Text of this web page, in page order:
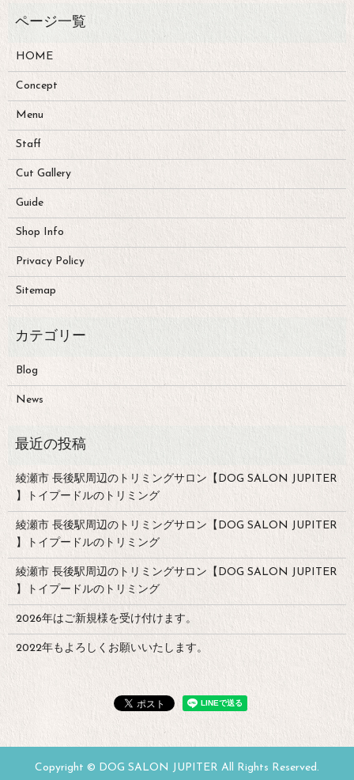
HOME
Concept
Menu
Staff
Cut Gallery
Guide
Shop Info
Privacy Policy
Sitemap
Blog
News
綾瀬市 長後駅周辺のトリミングサロン【DOG SALON JUPITER
】トイプードルのトリミング
綾瀬市 長後駅周辺のトリミングサロン【DOG SALON JUPITER
】トイプードルのトリミング
綾瀬市 長後駅周辺のトリミングサロン【DOG SALON JUPITER
】トイプードルのトリミング
2026年はご新規様を受け付けます。
2022年もよろしくお願いいたします。
Copyright © DOG SALON JUPITER All Rights Reserved.